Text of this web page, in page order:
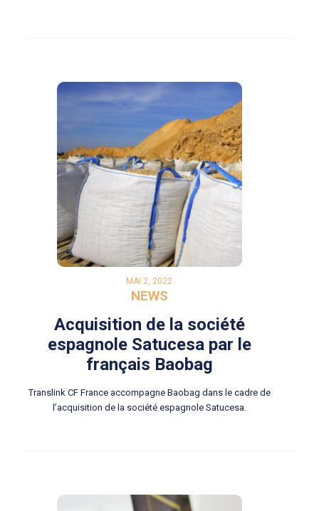
MAI 2, 2022
NEWS
Acquisition de la société
espagnole Satucesa par le
français Baobag
Translink CF France accompagne Baobag dans le cadre de
l’acquisition de la société espagnole Satucesa.